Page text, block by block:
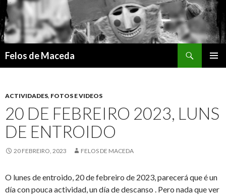
Felos de Maceda
ACTIVIDADES, FOTOS E VIDEOS
20 DE FEBREIRO 2023, LUNS
DE ENTROIDO
20 FEBREIRO, 2023 FELOS DE MACEDA
O lunes de entroido, 20 de febreiro de 2023, parecerá que é un
día con pouca actividad, un día de descanso . Pero nada que ver